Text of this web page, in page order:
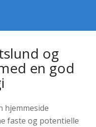
og
en god
hjemmeside
faste og potentielle